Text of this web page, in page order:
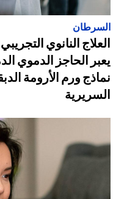
السرطان
العلاج النانوي
يعبر الحاجز الدموي
السريرية